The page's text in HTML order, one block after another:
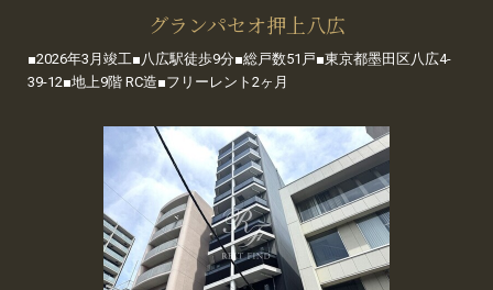
グランパセオ押上八広
■2026年3月竣工■八広駅徒歩9分■総戸数51戸■東京都墨田区八広4-
39-12■地上9階 RC造■フリーレント2ヶ月